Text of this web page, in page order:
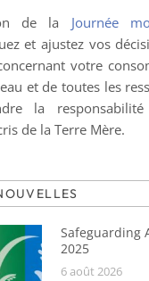
de la Journée
et ajustez vos
votre
et de toutes les
la
de la Terre Mère.
Safeguarding
2025
6 août 2026